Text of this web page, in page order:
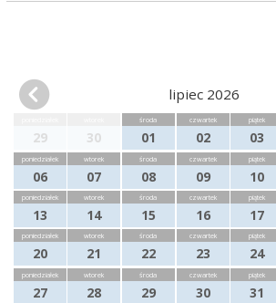
lipiec 2026
29 30
środa
01
czwartek
02
piątek
03
poniedziałek
06
wtorek
07
środa
08
czwartek
09
piątek
10
poniedziałek
13
wtorek
14
środa
15
czwartek
16
piątek
17
poniedziałek
20
wtorek
21
środa
22
czwartek
23
piątek
24
poniedziałek
27
wtorek
28
środa
29
czwartek
30
piątek
31